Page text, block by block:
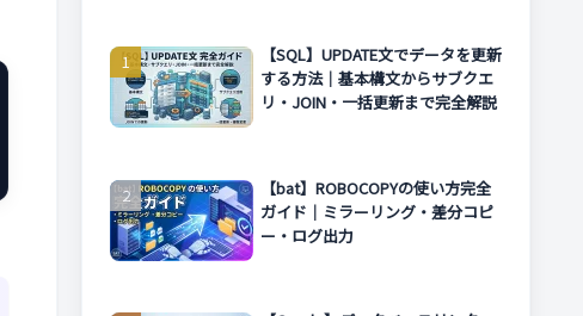
【SQL】UPDATE文でデータを更新
する方法｜基本構文からサブクエ
リ・JOIN・一括更新まで完全解説
【bat】ROBOCOPYの使い方完全
ガイド｜ミラーリング・差分コピ
ー・ログ出力